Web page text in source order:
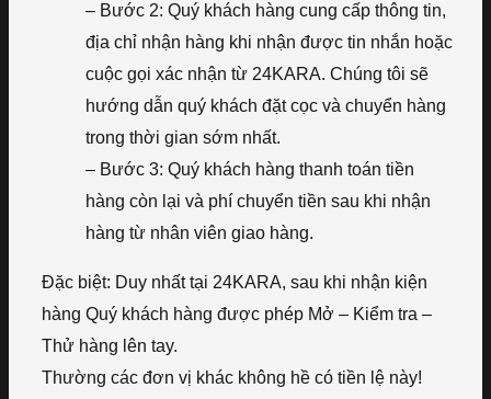
– Bước 2: Quý khách hàng cung cấp thông tin,
địa chỉ nhận hàng khi nhận được tin nhắn hoặc
cuộc gọi xác nhận từ 24KARA. Chúng tôi sẽ
hướng dẫn quý khách đặt cọc và chuyển hàng
trong thời gian sớm nhất.
– Bước 3: Quý khách hàng thanh toán tiền
hàng còn lại và phí chuyển tiền sau khi nhận
hàng từ nhân viên giao hàng.
Đặc biệt: Duy nhất tại 24KARA, sau khi nhận kiện
hàng Quý khách hàng được phép Mở – Kiểm tra –
Thử hàng lên tay.
Thường các đơn vị khác không hề có tiền lệ này!